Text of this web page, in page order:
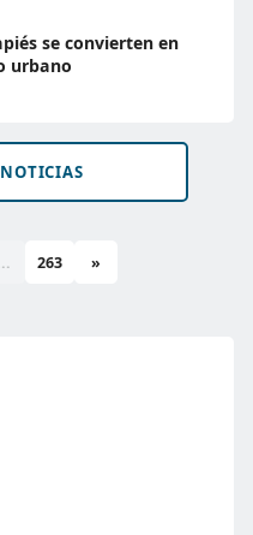
se convierten en
urbano
263 »